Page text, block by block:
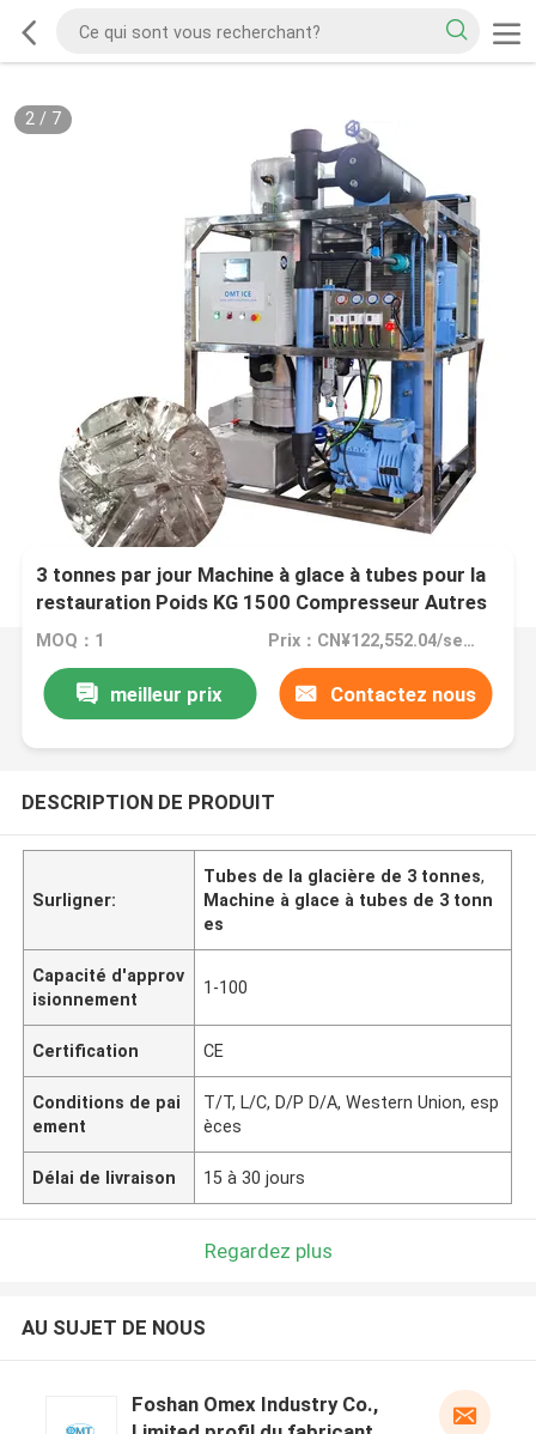
2/ 7
3 tonnes par jour Machine à glace à tubes pour la
restauration Poids KG 1500 Compresseur Autres
MOQ：1 Prix：CN¥122,552.04/sets 1-2 sets
meilleur prix Contactez nous
DESCRIPTION DE PRODUIT
Surligner:
Tubes de la glacière de 3 tonnes,
Machine à glace à tubes de 3 tonn
es
Capacité d'approv
isionnement
1-100
Certification CE
Conditions de pai
ement
T/T, L/C, D/P D/A, Western Union, esp
èces
Délai de livraison 15 à 30 jours
Regardez plus
AU SUJET DE NOUS
Foshan Omex Industry Co.,